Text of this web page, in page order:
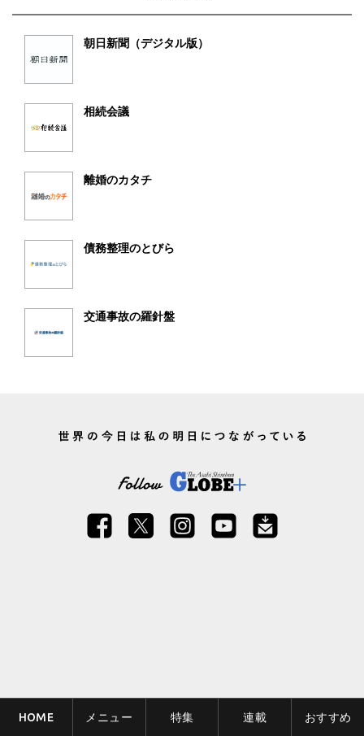
朝日新聞（デジタル版）
相続会議
離婚のカタチ
債務整理のとびら
交通事故の羅針盤
HOME メニュー 特集 連載 おすすめ